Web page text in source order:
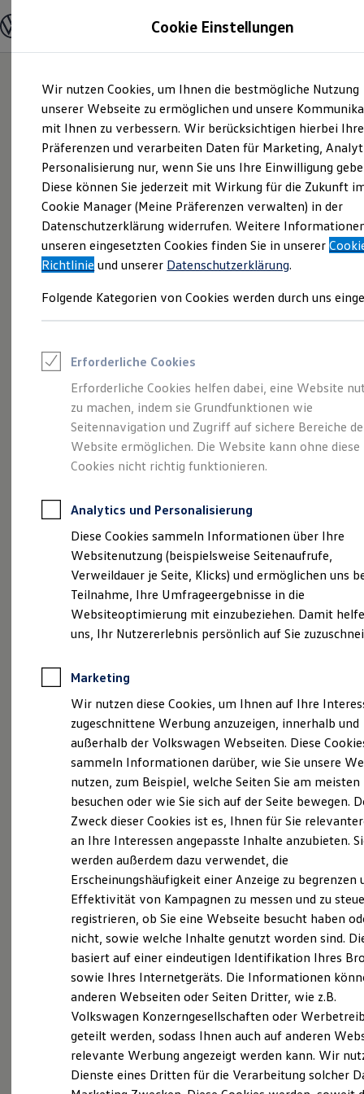
Hauptinhalt
springen
Footer
springen
Modelle und Konfigurator
Modelle vergleichen
Elektroautos
ENERGY Sondermodelle
Nutzfahrzeuge
SUV und CUV
Familienautos
Kombis
Kompaktwagen
Sportwagen
Schnell verfügbare Fahrzeuge
Angebote und Produkte
Aktuelle Angebote
E-Auto-Förderung
Volkswagen Marktplatz
Junge Gebrauchtwagen und Gebrauchtwagen
Saisonangebote
Leasing
Leasing-Angebote
Gebrauchtwagen Leasing
Junge Gebrauchtwagen-Leasing
Elektroauto Leasing
Kleinwagen-Leasing
Leasing ohne Anzahlung
Autokredit mit Schlussrate
Versicherungen und Garantien
Kfz-Versicherung
Restschuldversicherungen
Garantien
Wartungsverträge
Geschäftskunden
Professional Class bei Volkswagen
Großkunden
Behörden
Anpfiff zum Gewinn
Elektroautos
ID. Tutorials
Elektrofahrzeugkonzepte
Reichweite
Reichweite der ID. Modelle
Reichweite im Winter
Laden
Laden unterwegs
Laden Zuhause
Ladezeitensimulator
Batterie
Sicherheit
Garantie und Lebensdauer
Nachhaltigkeit
Technologie
Kosten und Kauf
Verbrauchskosten
Kaufoptionen
E-Auto-Förderung
Software und Konnektivität
Die ID. Software 6
ID. Software Versionen und Updates
Digitale Extras
Schnittstellen zu Ihrem ID.
Gepflegt, geprüft und
für gut befunden.
Volkswagen
Zertifizierte
Gebrauchtwagen.
(Impressum & Rechtliches)
Ganz selbstverständlich.Das
Gebrauchtwagen-
Leistungsversprechen.
Rundum sicher: der 360°Gebrauchtwagen-
Bevor ein VolkswagenZertifizierter
Gebrauchtwagenan unsere Kunden
übergeben wird, prüfen wir den Zustand
Cookie Einstellungen
Wir nutzen Cookies, um Ihnen die bestmögliche Nutzung
unserer Webseite zu ermöglichen und unsere
mit Ihnen zu verbessern. Wir berücksichtigen hierbei Ihre
Präferenzen und verarbeiten Daten für Marketing,
Personalisierung nur, wenn Sie uns Ihre Einwilligung
Diese können Sie jederzeit mit Wirkung für die Zukunft
Cookie Manager (Meine Präferenzen verwalten) in der
Datenschutzerklärung widerrufen. Weitere
unseren eingesetzten Cookies finden Sie in unserer
Richtlinie und unserer Datenschutzerklärung.
Folgende Kategorien von Cookies werden durch uns
Erforderliche Cookies
Erforderliche Cookies helfen dabei, eine Website
zu machen, indem sie Grundfunktionen wie
Seitennavigation und Zugriff auf sichere Bereiche
Website ermöglichen. Die Website kann ohne diese
Cookies nicht richtig funktionieren.
Analytics und Personalisierung
Diese Cookies sammeln Informationen über Ihre
Websitenutzung (beispielsweise Seitenaufrufe,
Verweildauer je Seite, Klicks) und ermöglichen uns
Teilnahme, Ihre Umfrageergebnisse in die
Websiteoptimierung mit einzubeziehen. Damit
uns, Ihr Nutzererlebnis persönlich auf Sie
Marketing
Wir nutzen diese Cookies, um Ihnen auf Ihre
zugeschnittene Werbung anzuzeigen, innerhalb und
außerhalb der Volkswagen Webseiten. Diese
sammeln Informationen darüber, wie Sie unsere
nutzen, zum Beispiel, welche Seiten Sie am meisten
besuchen oder wie Sie sich auf der Seite bewegen.
Zweck dieser Cookies ist es, Ihnen für Sie
an Ihre Interessen angepasste Inhalte anzubieten.
werden außerdem dazu verwendet, die
Erscheinungshäufigkeit einer Anzeige zu begrenzen
Effektivität von Kampagnen zu messen und zu
registrieren, ob Sie eine Webseite besucht haben
nicht, sowie welche Inhalte genutzt worden sind.
basiert auf einer eindeutigen Identifikation Ihres
sowie Ihres Internetgeräts. Die Informationen
anderen Webseiten oder Seiten Dritter, wie z.B.
Volkswagen Konzerngesellschaften oder
geteilt werden, sodass Ihnen auch auf anderen
relevante Werbung angezeigt werden kann. Wir
Dienste eines Dritten für die Verarbeitung solcher